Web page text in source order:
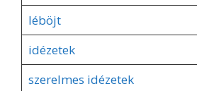
léböjt
idézetek
szerelmes idézetek